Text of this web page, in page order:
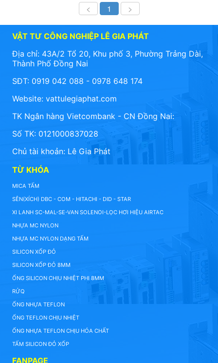
< 1 >
VẬT TƯ CÔNG NGHIỆP LÊ GIA PHÁT
Địa chỉ: 43A/2 Tổ 20, Khu phố 3, Phường Trảng Dài,
Thành Phố Đồng Nai
SĐT: 0919 042 088 - 0978 648 174
Website: vattulegiaphat.com
TK Ngân hàng Vietcombank - CN Đồng Nai:
Số TK: 0121000837028
Chủ tài khoản: Lê Gia Phát
TỪ KHÓA
MICA TẤM
SÊN(XÍCH) DBC - COM - HITACHI - DID - STAR
XI LANH SC-MAL-SE-VAN SOLENOI-LỌC HƠI HIỆU AIRTAC
NHỰA MC NYLON
NHỰA MC NYLON DẠNG TẤM
SILICON XỐP ĐỎ
SILICON XỐP ĐỎ 8MM
ỐNG SILICON CHỊU NHIỆT PHI 8MM
RỬQ
ỐNG NHỰA TEFLON
ỐNG TEFLON CHỊU NHIỆT
ỐNG NHỰA TEFLON CHỊU HÓA CHẤT
TẤM SILICON ĐỎ XỐP
FANPAGE